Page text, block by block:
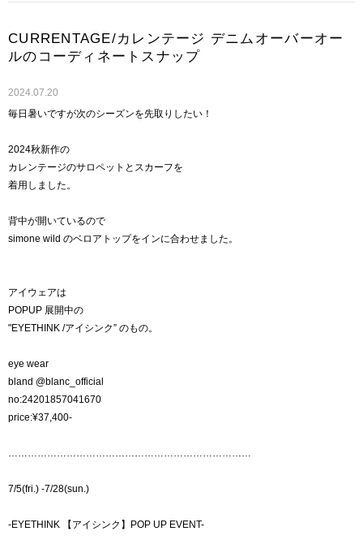
CURRENTAGE/カレンテージ デニムオーバーオー
ルのコーディネートスナップ
2024.07.20
毎日暑いですが次のシーズンを先取りしたい！
2024秋新作の
カレンテージのサロペットとスカーフを
着用しました。
背中が開いているので
simone wild のベロアトップをインに合わせました。
アイウェアは
POPUP 展開中の
"EYETHINK /アイシンク” のもの。
eye wear
bland @blanc_official
no:24201857041670
price:¥37,400-
…………………………………………………………………
7/5(fri.) -7/28(sun.)
-EYETHINK 【アイシンク】POP UP EVENT-